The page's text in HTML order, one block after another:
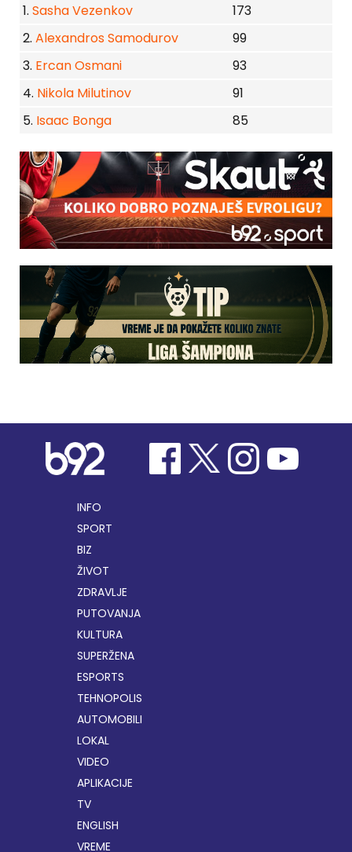
1. Sasha Vezenkov
173
2. Alexandros Samodurov
99
3. Ercan Osmani
93
4. Nikola Milutinov
91
5. Isaac Bonga 85
INFO
SPORT
BIZ
ŽIVOT
ZDRAVLJE
PUTOVANJA
KULTURA
SUPERŽENA
ESPORTS
TEHNOPOLIS
AUTOMOBILI
LOKAL
VIDEO
APLIKACIJE
TV
ENGLISH
VREME